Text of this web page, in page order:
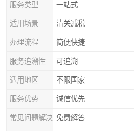
服务类型 一站式
适用场景 清关减税
办理流程 简便快捷
服务追溯性 可追溯
适用地区 不限国家
服务优势 诚信优先
常见问题解决 免费解答